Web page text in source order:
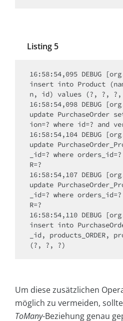
Listing 5
16:58:54,095 DEBUG
insert into Product
n, id) values (?, ?, ?,
16:58:54,098 DEBUG
update PurchaseOrder
ion=? where id=? and
16:58:54,104 DEBUG
update
_id=? where orders_id=?
R=?
16:58:54,107 DEBUG
update
_id=? where orders_id=?
R=?
16:58:54,110 DEBUG
insert into
_id, products_ORDER,
(?, ?, ?)
Um diese zusätzlichen
möglich zu vermeiden,
ToMany-Beziehung genau